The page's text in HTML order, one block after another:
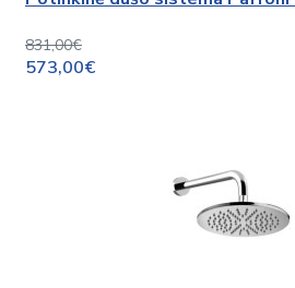
831,00€
573,00€